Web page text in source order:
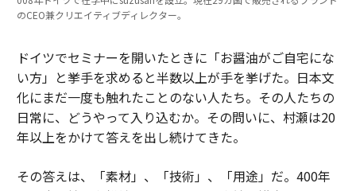
のCEO兼クリエイティブディレクター。
ドイツでセミナーを開いたときに「お醤油がご自宅にな
い方」と挙手を求めると半数以上が手を挙げた。日本文
化にまだ一度も触れたことのない人たち。その人たちの
日常に、どうやって入り込むか。その問いに、村瀬は20
年以上をかけて答えを出し続けてきた。
その答えは、「素材」、「技術」、「用途」だ。400年